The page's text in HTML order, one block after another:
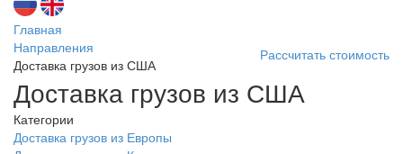
Главная
Направления
Доставка грузов из США
Доставка грузов из США
Рассчитать стоимость
Категории
Доставка грузов из Европы